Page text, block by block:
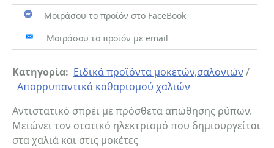
Μοιράσου το προϊόν στο FaceBook
Μοιράσου το προϊόν με email
Κατηγορία: Ειδικά προϊόντα μοκετών,σαλονιών /
Απορρυπαντικά καθαρισμού χαλιών
Αντιστατικό σπρέι με πρόσθετα απώθησης ρύπων.
Μειώνει τον στατικό ηλεκτρισμό που δημιουργείται
στα χαλιά και στις μοκέτες